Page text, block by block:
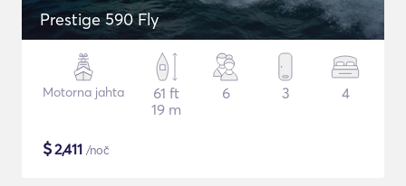
Prestige 590 Fly
Motorna jahta
61 ft
19 m
6 3 4
$2,411 /noč